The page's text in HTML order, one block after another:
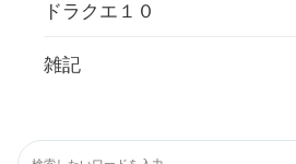
ドラクエ１０
雑記